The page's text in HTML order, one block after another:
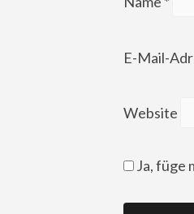
E-Mail-
Website
Ja, füge